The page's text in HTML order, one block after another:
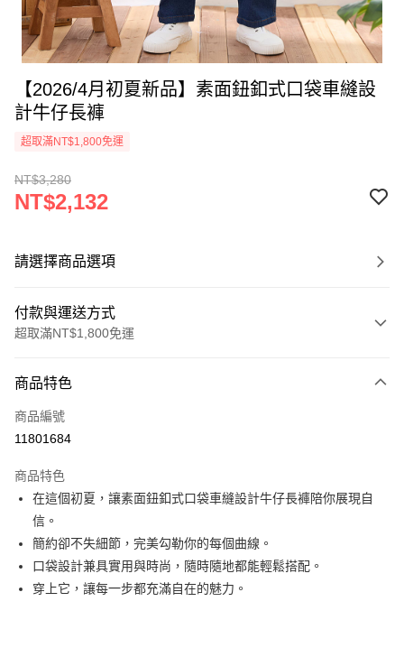
【2026/4月初夏新品】素面鈕釦式口袋車縫設
計牛仔長褲
超取滿NT$1,800免運
NT$3,280
NT$2,132
請選擇商品選項
付款與運送方式
超取滿NT$1,800免運
信用卡一次付款
超商取貨付款
Apple Pay
悠遊付
Google Pay
全盈+PAY
商品特色
商品編號
11801684
商品特色
在這個初夏，讓素面鈕釦式口袋車縫設計牛仔長褲陪你展現自
信。
簡約卻不失細節，完美勾勒你的每個曲線。
口袋設計兼具實用與時尚，隨時隨地都能輕鬆搭配。
穿上它，讓每一步都充滿自在的魅力。